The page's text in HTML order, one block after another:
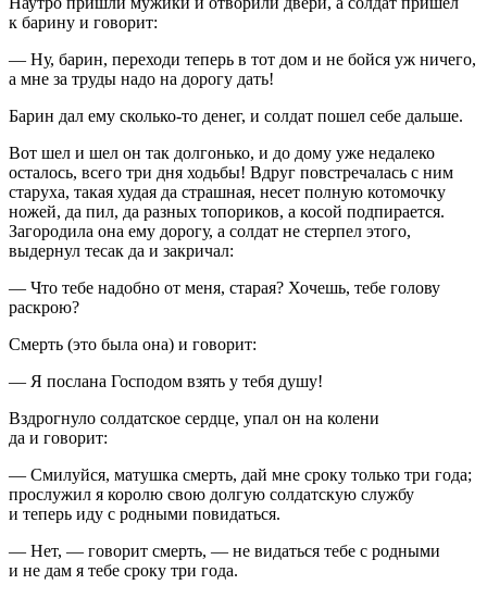
к барину и говорит:
— Ну, барин, переходи теперь в тот дом и не бойся уж ничего,
а мне за труды надо на дорогу дать!
Барин дал ему сколько-то денег, и солдат пошел себе дальше.
Вот шел и шел он так долгонько, и до дому уже недалеко
осталось, всего три дня ходьбы! Вдруг повстречалась с ним
старуха, такая худая да страшная, несет полную котомочку
ножей, да пил, да разных топориков, а косой подпирается.
Загородила она ему дорогу, а солдат не стерпел этого,
выдернул тесак да и закричал:
— Что тебе надобно от меня, старая? Хочешь, тебе голову
раскрою?
Смерть (это была она) и говорит:
— Я послана Господом взять у тебя душу!
Вздрогнуло солдатское сердце, упал он на колени
да и говорит:
— Смилуйся, матушка смерть, дай мне сроку только три года;
прослужил я королю свою долгую солдатскую службу
и теперь иду с родными повидаться.
— Нет, — говорит смерть, — не видаться тебе с родными
и не дам я тебе сроку три года.